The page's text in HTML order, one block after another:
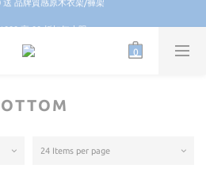
24 Items per page